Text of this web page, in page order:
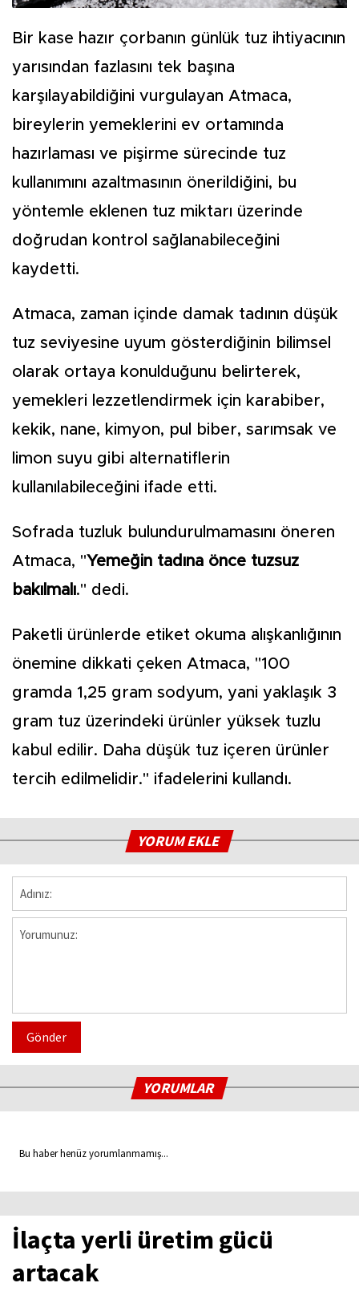
Bir kase hazır çorbanın günlük tuz ihtiyacının
yarısından fazlasını tek başına
karşılayabildiğini vurgulayan Atmaca,
bireylerin yemeklerini ev ortamında
hazırlaması ve pişirme sürecinde tuz
kullanımını azaltmasının önerildiğini, bu
yöntemle eklenen tuz miktarı üzerinde
doğrudan kontrol sağlanabileceğini
kaydetti.
Atmaca, zaman içinde damak tadının düşük
tuz seviyesine uyum gösterdiğinin bilimsel
olarak ortaya konulduğunu belirterek,
yemekleri lezzetlendirmek için karabiber,
kekik, nane, kimyon, pul biber, sarımsak ve
limon suyu gibi alternatiflerin
kullanılabileceğini ifade etti.
Sofrada tuzluk bulundurulmamasını öneren
Atmaca, "Yemeğin tadına önce tuzsuz
bakılmalı." dedi.
Paketli ürünlerde etiket okuma alışkanlığının
önemine dikkati çeken Atmaca, "100
gramda 1,25 gram sodyum, yani yaklaşık 3
gram tuz üzerindeki ürünler yüksek tuzlu
kabul edilir. Daha düşük tuz içeren ürünler
tercih edilmelidir." ifadelerini kullandı.
YORUM EKLE
Gönder
YORUMLAR
Bu haber henüz yorumlanmamış...
İlaçta yerli üretim gücü
artacak